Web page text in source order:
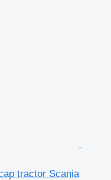
tractor Scania